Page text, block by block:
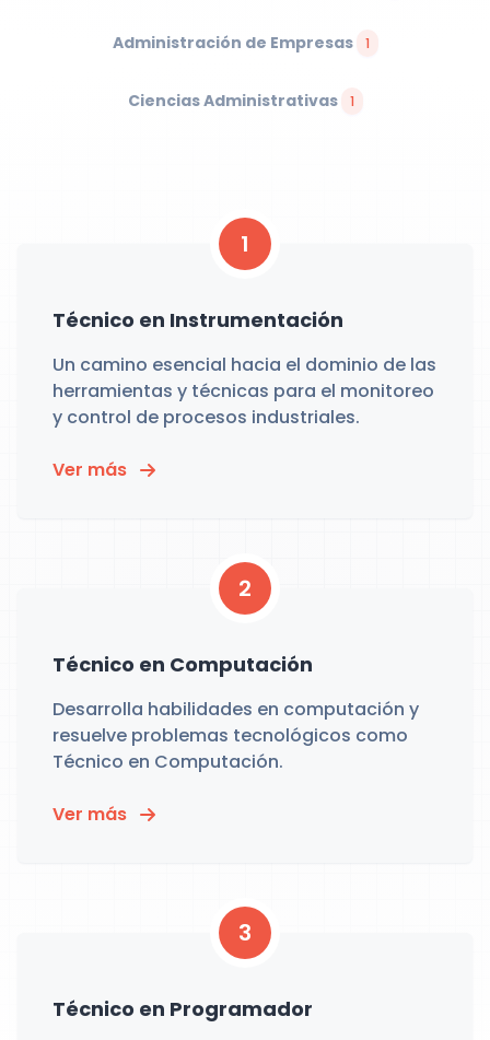
Administración de Empresas 1
Ciencias Administrativas 1
1
Técnico en Instrumentación
Un camino esencial hacia el dominio de las
herramientas y técnicas para el monitoreo
y control de procesos industriales.
Ver más
2
Técnico en Computación
Desarrolla habilidades en computación y
resuelve problemas tecnológicos como
Técnico en Computación.
Ver más
3
Técnico en Programador